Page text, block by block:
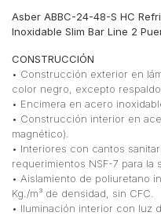
cantidad
Asber ABBC-24-48-S HC
Inoxidable Slim Bar Line 2
CONSTRUCCIÓN
• Construcción exterior en
color negro, excepto
• Encimera en acero
• Construcción interior en
magnético).
• Interiores con cantos
requerimientos NSF-7 para la
• Aislamiento de poliuretano
Kg./m³ de densidad, sin CFC.
• Iluminación interior con luz